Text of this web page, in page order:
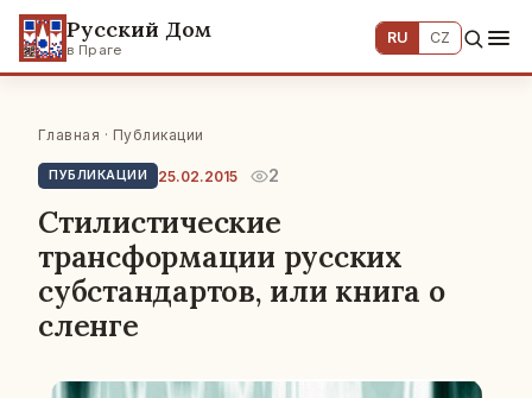
Русский Дом
в Праге
RU CZ
Главная · Публикации
ПУБЛИКАЦИИ 25.02.2015 2
Стилистические
трансформации русских
субстандартов, или книга о
сленге